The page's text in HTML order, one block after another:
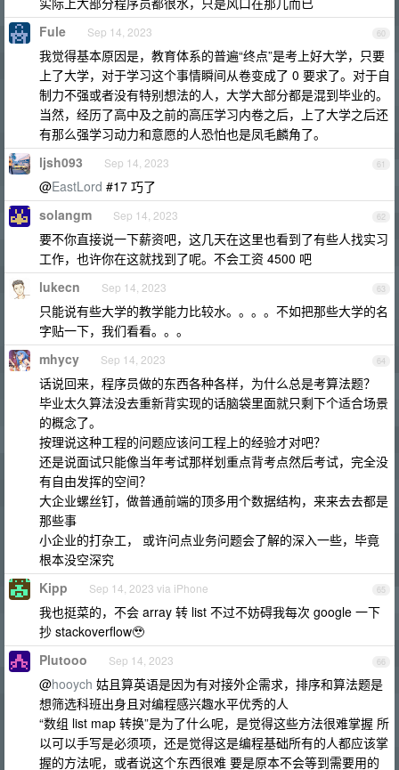
60
Fule Sep 14, 2023
我觉得基本原因是，教育体系的普遍“终点”是考上好大学，只要
上了大学，对于学习这个事情瞬间从卷变成了 0 要求了。对于自
制力不强或者没有特别想法的人，大学大部分都是混到毕业的。
当然，经历了高中及之前的高压学习内卷之后，上了大学之后还
有那么强学习动力和意愿的人恐怕也是凤毛麟角了。
61
ljsh093 Sep 14, 2023
@EastLord #17 巧了
62
solangm Sep 14, 2023
要不你直接说一下薪资吧，这几天在这里也看到了有些人找实习
工作，也许你在这就找到了呢。不会工资 4500 吧
63
lukecn Sep 14, 2023
只能说有些大学的教学能力比较水。。。。不如把那些大学的名
字贴一下，我们看看。。。
64
mhycy Sep 14, 2023
话说回来，程序员做的东西各种各样，为什么总是考算法题？
毕业太久算法没去重新背实现的话脑袋里面就只剩下个适合场景
的概念了。
按理说这种工程的问题应该问工程上的经验才对吧？
还是说面试只能像当年考试那样划重点背考点然后考试，完全没
有自由发挥的空间？
大企业螺丝钉，做普通前端的顶多用个数据结构，来来去去都是
那些事
小企业的打杂工， 或许问点业务问题会了解的深入一些，毕竟
根本没空深究
65
Kipp Sep 14, 2023 via iPhone
我也挺菜的，不会 array 转 list 不过不妨碍我每次 google 一下
抄 stackoverflow🥹
66
Plutooo Sep 14, 2023
@hooych 姑且算英语是因为有对接外企需求，排序和算法题是
想筛选科班出身且对编程感兴趣水平优秀的人
“数组 list map 转换”是为了什么呢，是觉得这些方法很难掌握 所
以可以手写是必须项，还是觉得这是编程基础所有的人都应该掌
握的方法呢，或者说这个东西很难 要是原本不会等到需要用的